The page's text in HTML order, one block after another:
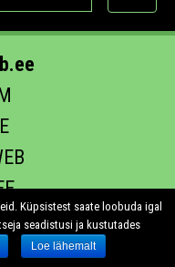
Küpsistest saate loobuda igal
seadistusi ja kustutades
Loe lähemalt